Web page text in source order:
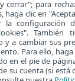
cerrar"; para
haga clic en
la configuración
También
y a cambiar sus
Para ello,
en el pie de
su cuenta (si está